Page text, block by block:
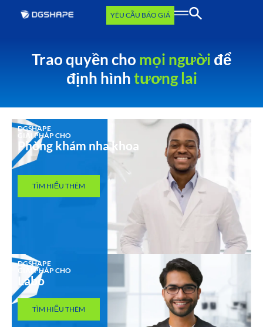
YÊU CẦU BÁO GIÁ
Trao quyền cho mọi người để
định hìnhtương lai
DGSHAPE
GIẢI PHÁP CHO
Phòng khám nha khoa
TÌM HIỂU THÊM
DGSHAPE
GIẢI PHÁP CHO
Labo
TÌM HIỂU THÊM